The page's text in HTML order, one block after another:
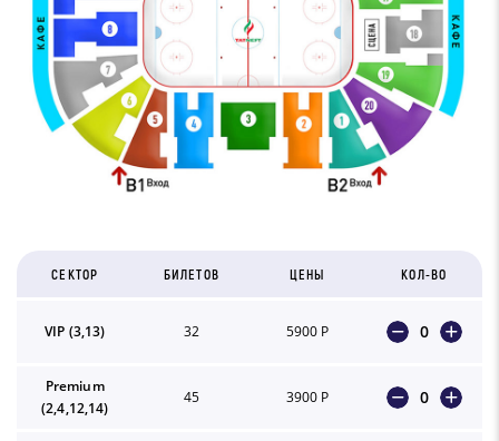
СЕКТОР БИЛЕТОВ ЦЕНЫ КОЛ-ВО
VIP (3,13) 32 5900 Р 0
Premium
(2,4,12,14)
45 3900 Р 0